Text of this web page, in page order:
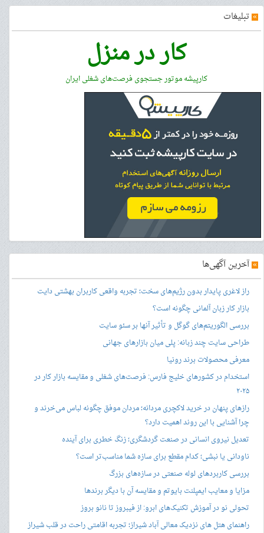
» تبلیغات
کار در منزل
کارپیشه موتور جستجوی فرصت‌های شغلی ایران
»آخرین آگهی‌ها
راز لاغری پایدار بدون رژیم‌های سخت؛ تجربه واقعی کاربران بهشتی دایت
بازار کار زبان آلمانی چگونه است؟
بررسی الگوریتم‌های گوگل و تأثیر آنها بر سئو سایت
طراحی سایت چند زبانه: پلی میان بازارهای جهانی
معرفی محصولات برند رونیا
استخدام در کشورهای خلیج فارس: فرصت‌های شغلی و مقایسه بازار کار در
۲۰۲۵
رازهای پنهان در خرید لاکچری مردانه؛ مردان موفق چگونه لباس می‌خرند و
چرا آشنایی با این روند اهمیت دارد؟
تعدیل نیروی انسانی در صنعت گردشگری؛ زنگ خطری برای آینده
ناودانی یا نبشی؛ کدام مقطع برای سازه شما مناسب‌تر است؟
بررسی کاربردهای لوله صنعتی در سازه‌های بزرگ
مزایا و معایب ایمپلنت بایوتم و مقایسه آن با دیگر برندها
تحولی نو در آموزش تکنیک‌های ابرو: از فیبروز تا نانو بروز
راهنمای هتل های نزدیک معالی آباد شیراز؛ تجربه اقامتی راحت در قلب شیراز